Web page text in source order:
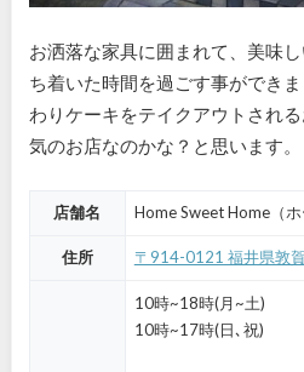
お洒落な家具に囲まれて、美味
ち着いた時間を過ごす事ができ
わりケーキをテイクアウトされ
気のお店なのかな？と思います。
店舗名 Home Sweet Home（ホ
住所 〒914-0121 福井県敦
10時~18時(月~土)
10時~17時(日､祝)